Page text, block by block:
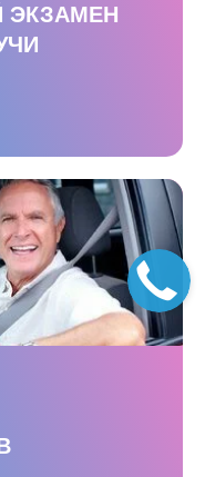
ЭКЗАМЕН